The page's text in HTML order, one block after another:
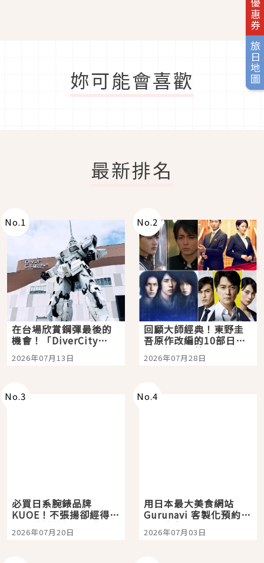
旅日地圖
妳可能會喜歡
最新排名
No.1
在台場欣賞鋼彈最後的
機會！「DiverCity
Tokyo Plaza」搭船、
購物、美食及夜景，一
2026年07月13日
No.2
回顧大師經典！東野圭
吾原作改編的10部日本
影視作品推薦
2026年07月28日
No.3
必買日系腕錶品牌
KUOE！不張揚卻經得起
時間洗鍊的經典之作五
選
2026年07月20日
No.4
用日本最大美食網站
Gurunavi 客製化預約九
大都市餐廳，打造專屬
美食體驗！
2026年07月03日